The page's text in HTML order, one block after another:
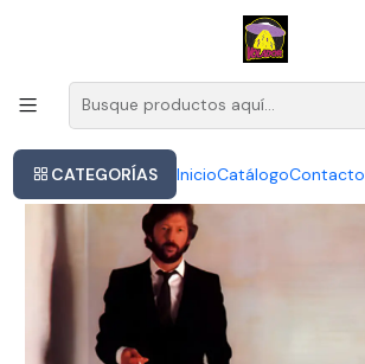
CATEGORÍAS InicioCatálogoContacto
Este es el texto del slide